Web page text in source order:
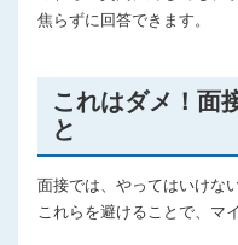
焦らずに回答できます。
これはダメ！面
と
面接では、やってはいけな
これらを避けることで、マ